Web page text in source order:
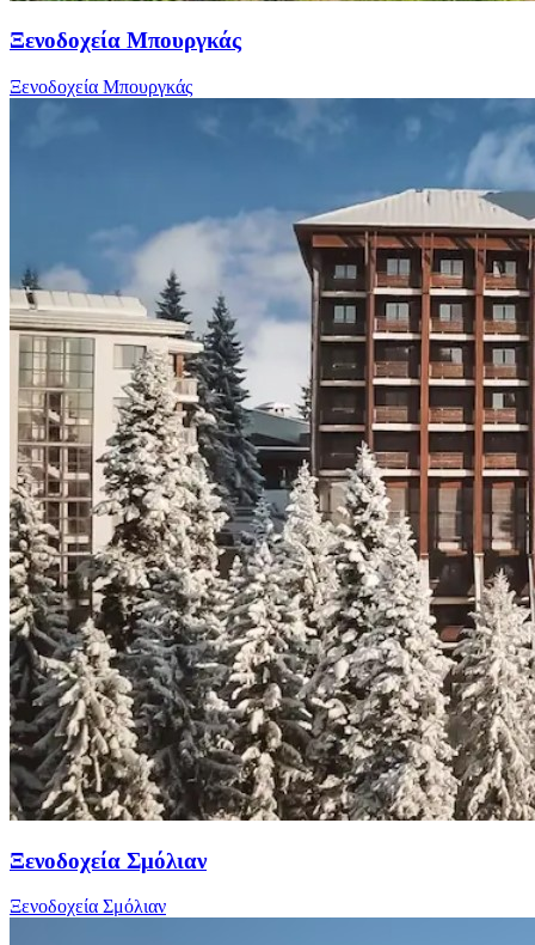
Ξενοδοχεία Μπουργκάς
Ξενοδοχεία Μπουργκάς
Ξενοδοχεία Σμόλιαν
Ξενοδοχεία Σμόλιαν